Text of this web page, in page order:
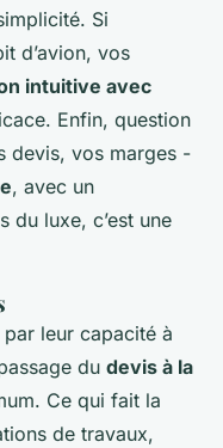
Si
d’avion, vos
intuitive avec
Enfin, question
devis, vos marges -
, avec un
du luxe, c’est une
leur capacité à
du devis à la
Ce qui fait la
de travaux,